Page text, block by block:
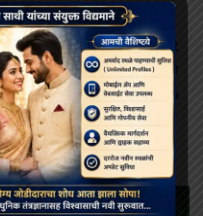
Next
अश्विन पौर्णिमा – अस्सयुज मासो
Ashwin Purnima